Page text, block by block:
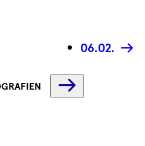
06.02.
wird